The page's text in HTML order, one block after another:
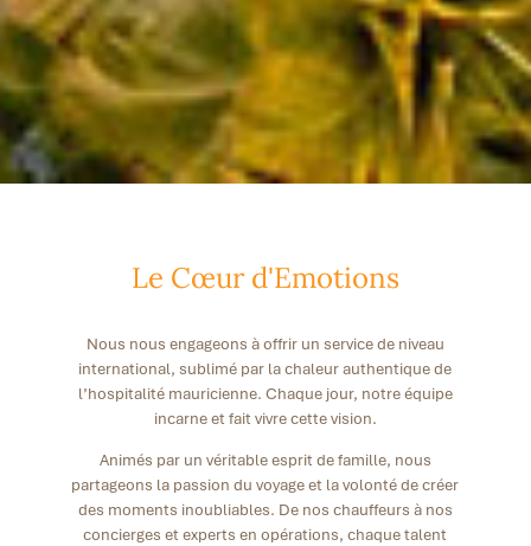
Le Cœur d'Emotions
Nous nous engageons à offrir un service de niveau
international, sublimé par la chaleur authentique de
l’hospitalité mauricienne. Chaque jour, notre équipe
incarne et fait vivre cette vision.
Animés par un véritable esprit de famille, nous
partageons la passion du voyage et la volonté de créer
des moments inoubliables. De nos chauffeurs à nos
concierges et experts en opérations, chaque talent